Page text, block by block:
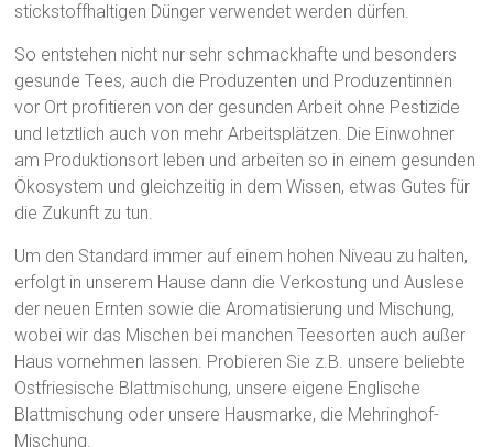
stickstoffhaltigen Dünger verwendet werden dürfen.
So entstehen nicht nur sehr schmackhafte und besonders
gesunde Tees, auch die Produzenten und Produzentinnen
vor Ort profitieren von der gesunden Arbeit ohne Pestizide
und letztlich auch von mehr Arbeitsplätzen. Die Einwohner
am Produktionsort leben und arbeiten so in einem gesunden
Ökosystem und gleichzeitig in dem Wissen, etwas Gutes für
die Zukunft zu tun.
Um den Standard immer auf einem hohen Niveau zu halten,
erfolgt in unserem Hause dann die Verkostung und Auslese
der neuen Ernten sowie die Aromatisierung und Mischung,
wobei wir das Mischen bei manchen Teesorten auch außer
Haus vornehmen lassen. Probieren Sie z.B. unsere beliebte
Ostfriesische Blattmischung, unsere eigene Englische
Blattmischung oder unsere Hausmarke, die Mehringhof-
Mischung.